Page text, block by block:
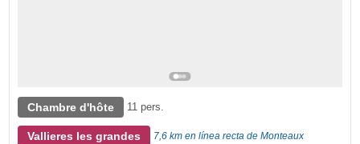
Chambre d'hôte 11 pers.
Vallieres les grandes 7,6 km en línea recta de Monteaux